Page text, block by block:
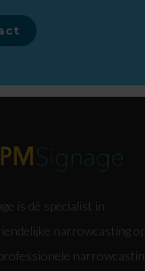
is dé specialist in
narrowcasting